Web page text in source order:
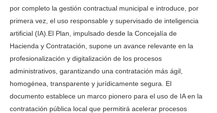
por completo la gestión contractual municipal e introduce, por
primera vez, el uso responsable y supervisado de inteligencia
artificial (IA).El Plan, impulsado desde la Concejalía de
Hacienda y Contratación, supone un avance relevante en la
profesionalización y digitalización de los procesos
administrativos, garantizando una contratación más ágil,
homogénea, transparente y jurídicamente segura. El
documento establece un marco pionero para el uso de IA en la
contratación pública local que permitirá acelerar procesos